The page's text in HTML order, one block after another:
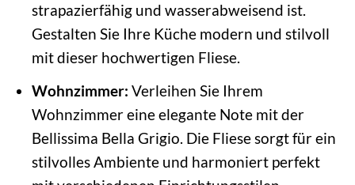
strapazierfähig und wasserabweisend ist.
Gestalten Sie Ihre Küche modern und stilvoll
mit dieser hochwertigen Fliese.
Wohnzimmer: Verleihen Sie Ihrem
Wohnzimmer eine elegante Note mit der
Bellissima Bella Grigio. Die Fliese sorgt für ein
stilvolles Ambiente und harmoniert perfekt